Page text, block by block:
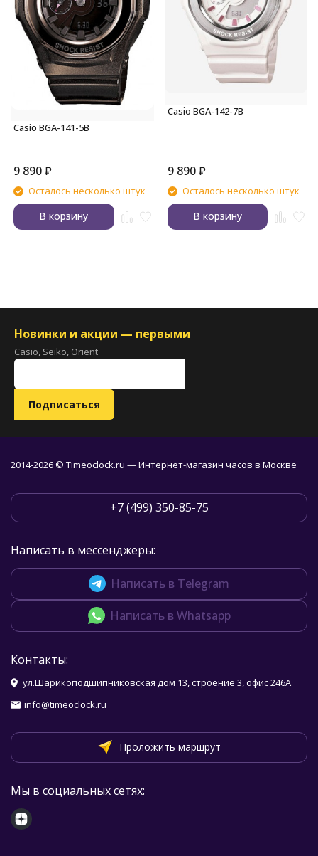
Casio BGA-141-5B
9 890₽
Осталось несколько штук
В корзину
Casio BGA-142-7B
9 890 ₽
Осталось несколько штук
В корзину
Новинки и акции — первыми
Casio, Seiko, Orient
2014-2026 © Timeoclock.ru — Интернет-магазин часов в Москве
+7 (499) 350-85-75
Написать в мессенджеры:
Написать в Telegram
Написать в Whatsapp
Контакты:
ул.Шарикоподшипниковская дом 13, строение 3, офис 246А
info@timeoclock.ru
Проложить маршрут
Мы в социальных сетях: